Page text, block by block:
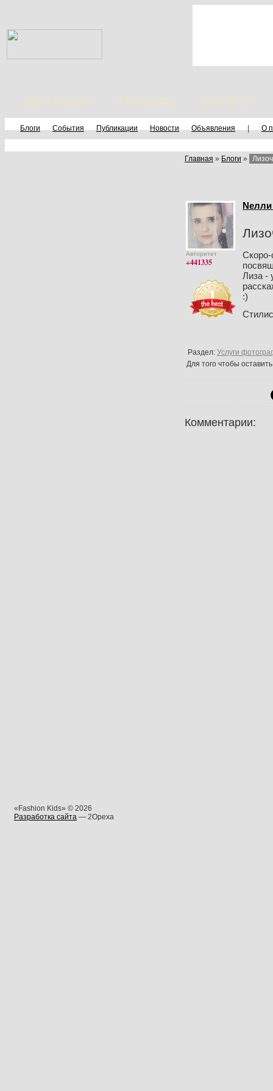
Дети модели Фотографы Стилисты
Блоги События Публикации Новости Объявления | О
Главная » Блоги »
Авторитет
+441335
Nелли
Скоро-
Лиза -
:)
Раздел: Услуги
Для того чтобы
Комментарии:
«Fashion Kids» © 2026
Разработка сайта — 2Opexa